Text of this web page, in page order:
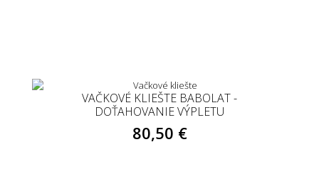
VAČKOVÉ KLIEŠTE BABOLAT -
DOŤAHOVANIE VÝPLETU
80,50 €